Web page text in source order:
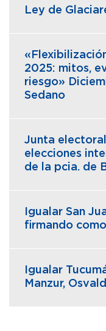
Ley de
2025: mitos,
riesgo»
Sedano
Junta
elecciones
de la pcia. de
Igualar San
firmando
Igualar
Manzur,